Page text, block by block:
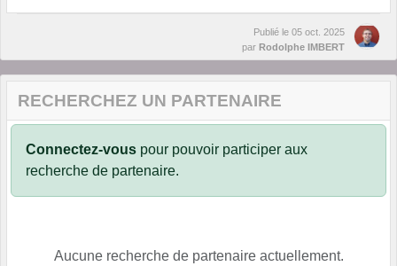
Publié le 05 oct. 2025
par Rodolphe IMBERT
RECHERCHEZ UN PARTENAIRE
Connectez-vous pour pouvoir participer aux
recherche de partenaire.
Aucune recherche de partenaire actuellement.